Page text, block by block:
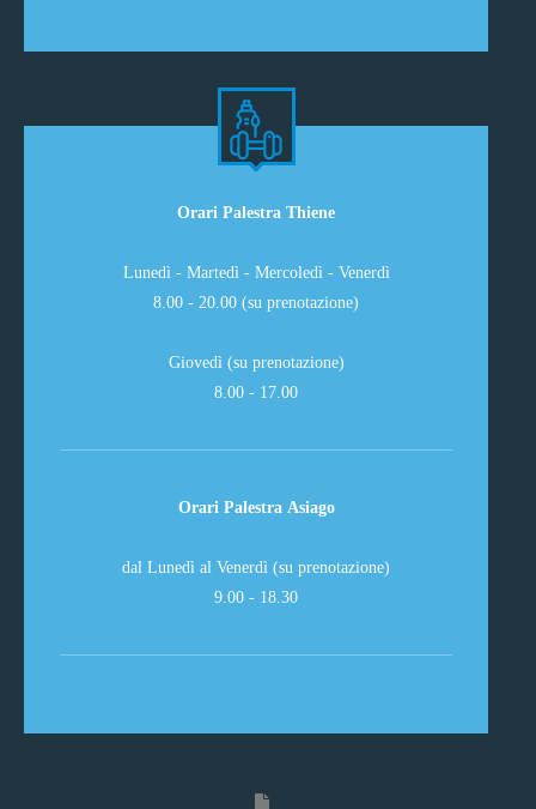
Orari Palestra Thiene
Lunedì - Martedì - Mercoledì - Venerdì
8.00 - 20.00 (su prenotazione)
Giovedì (su prenotazione)
8.00 - 17.00
Orari Palestra Asiago
dal Lunedì al Venerdì (su prenotazione)
9.00 - 18.30